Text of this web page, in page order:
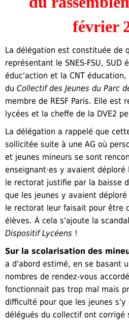
février
La délégation est constituée de
représentant le SNES-FSU, SUD
éduc'action et la CNT
du Collectif des Jeunes du Parc
membre de RESF Paris. Elle est
lycées et la cheffe de la DVE2
La délégation a rappelé que
sollicitée suite à une AG où
et jeunes mineurs se sont
enseignant·es y avaient
le rectorat justifie par la baisse
que les jeunes y avaient
le rectorat leur faisait pour être
élèves. À cela s'ajoute la
Dispositif Lycéens !
Sur la scolarisation des
a d'abord estimé, en se basant
nombres de rendez-vous
fonctionnait pas trop mal mais
difficulté pour que les jeunes s'y
délégués du collectif ont corrigé